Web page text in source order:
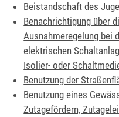
Beistandschaft des
Benachrichtigung über
Ausnahmeregelung bei
elektrischen
Isolier- oder
Benutzung der
Benutzung eines
Zutagefördern,